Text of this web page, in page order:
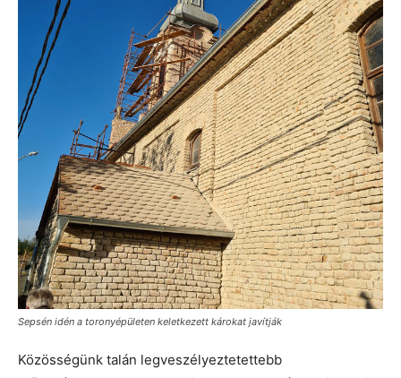
Sepsén idén a toronyépületen keletkezett károkat javítják
Közösségünk talán legveszélyeztetettebb